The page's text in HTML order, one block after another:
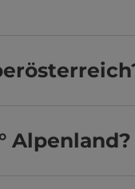
Alpenland?